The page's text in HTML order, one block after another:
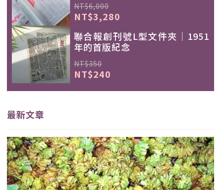
NT$6,000
NT$3,280
聯合報創刊號L型文件夾｜1951
年的首版紀念
NT$350
NT$240
最新文章